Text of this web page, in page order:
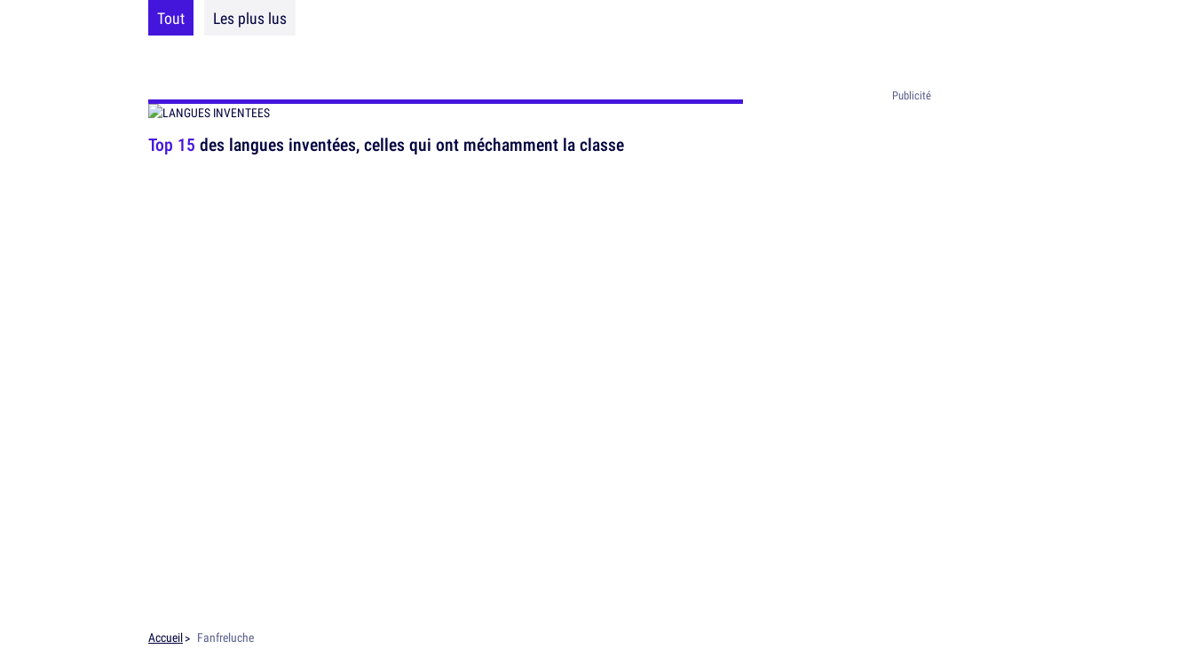
Tout Les plus lus
Top 15 des langues inventées, celles qui ont méchamment la classe
Accueil Fanfreluche